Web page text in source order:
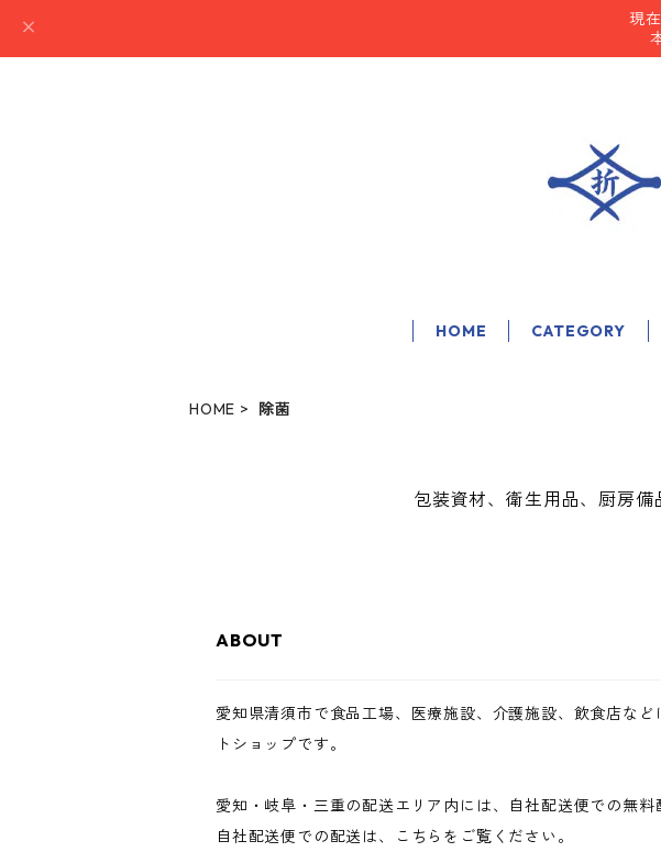
現
HOME CATEGORY
HOME 除菌
包装資材、衛生用品、厨房備
ABOUT
愛知県清須市で食品工場、医療施設、介護施設、飲食店な
トショップです。
愛知・岐阜・三重の配送エリア内には、自社配送便での無料
自社配送便での配送は、こちらをご覧ください。